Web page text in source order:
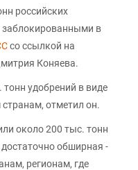
российских
заблокированными в
со ссылкой на
Коняева.
удобрений в виде
отметил он.
около 200 тыс. тонн
обширная -
регионам, где